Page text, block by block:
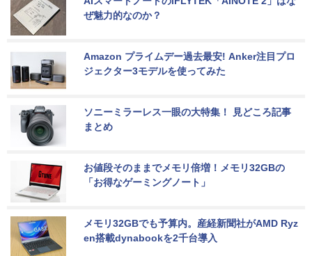
ぜ魅力的なのか？
Amazon プライムデー過去最安! Anker注目プロ
ジェクター3モデルを使ってみた
ソニーミラーレス一眼の大特集！ 見どころ記事
まとめ
お値段そのままでメモリ倍増！メモリ32GBの
「お得なゲーミングノート」
メモリ32GBでも予算内。産経新聞社がAMD Ryz
en搭載dynabookを2千台導入